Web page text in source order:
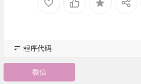
程序代码
微信